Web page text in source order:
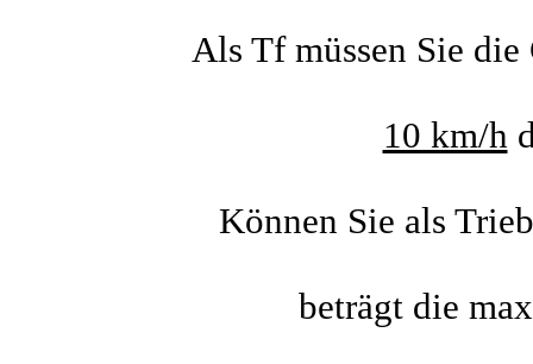
Als Tf müssen Sie
10 km/h
Können Sie als
beträgt die